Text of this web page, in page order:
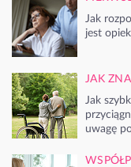
Jak
jest
JAK
Jak
uwagę